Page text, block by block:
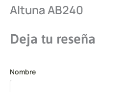
Altuna AB240
Deja tu reseña
Nombre